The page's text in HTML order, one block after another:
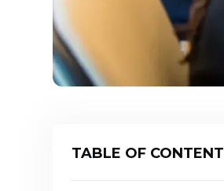
TABLE OF CONTENT